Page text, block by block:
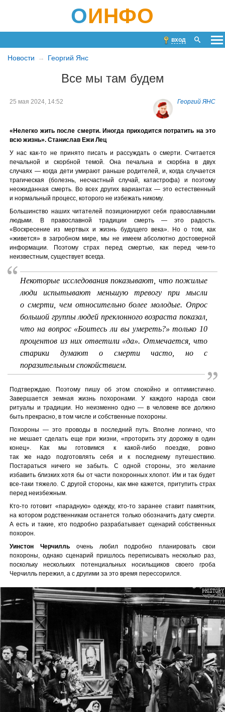
ОИНФО
вход
Новости Георгий Янс
Все мы там будем
Георгий ЯНС
25 мая 2024, 14:52
«Нелегко жить после смерти. Иногда приходится потратить на это
всю жизнь». Станислав Ежи Лец
У нас как-то не принято писать и рассуждать о смерти. Считается
печальной и скорбной темой. Она печальна и скорбна в двух
случаях — когда дети умирают раньше родителей, и, когда случается
трагическая (болезнь, несчастный случай, катастрофа) и поэтому
неожиданная смерть. Во всех других вариантах — это естественный
и нормальный процесс, которого не избежать никому.
Большинство наших читателей позиционируют себя православными
людьми. В православной традиции смерть — это радость.
«Воскресение из мертвых и жизнь будущего века». Но о том, как
«живется» в загробном мире, мы не имеем абсолютно достоверной
информации. Поэтому страх перед смертью, как перед чем-то
неизвестным, существует всегда.
Некоторые исследования показывают, что пожилые
люди испытывают меньшую тревогу при мысли
о смерти, чем относительно более молодые. Опрос
большой группы людей преклонного возраста показал,
что на вопрос «Боитесь ли вы умереть?» только 10
процентов из них ответили «да». Отмечается, что
старики думают о смерти часто, но с
поразительным спокойствием.
Подтверждаю. Поэтому пишу об этом спокойно и оптимистично.
Завершается земная жизнь похоронами. У каждого народа свои
ритуалы и традиции. Но неизменно одно — в человеке все должно
быть прекрасно, в том числе и собственные похороны.
Похороны — это проводы в последний путь. Вполне логично, что
не мешает сделать еще при жизни, «проторить эту дорожку в один
конец». Как мы готовимся к какой-либо поездке, ровно
так же надо подготовлять себя и к последнему путешествию.
Постараться ничего не забыть. С одной стороны, это желание
избавить близких хотя бы от части похоронных хлопот. Им и так будет
все-таки тяжело. С другой стороны, как мне кажется, притупить страх
перед неизбежным.
Кто-то готовит «парадную» одежду, кто-то заранее ставит памятник,
на котором родственникам останется только обозначить дату смерти.
А есть и такие, кто подробно разрабатывает сценарий собственных
похорон.
Уинстон Черчилльочень любил подробно планировать свои
похороны, однако сценарий пришлось переписывать несколько раз,
поскольку нескольких потенциальных носильщиков своего гроба
Черчилль пережил, а с другими за это время перессорился.